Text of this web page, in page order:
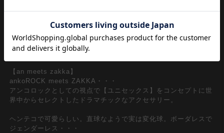
どこか退廃的な雰囲気を漂わせながらもしっかりとクラシカルな
香りも感じさせるリアル砂時計チャームがエレガンス。
【an meets zakka】
ankoROCK meets ZAKKA・・・
アンコロックとしての視点で【ユニセックス】をコンセプトに世
界中からセレクトしたドラマチックなアクセサリー。
ヘンテコで可愛らしい。直球なようで実は変化球。ボーダレスで
ジェンダーレス・・・